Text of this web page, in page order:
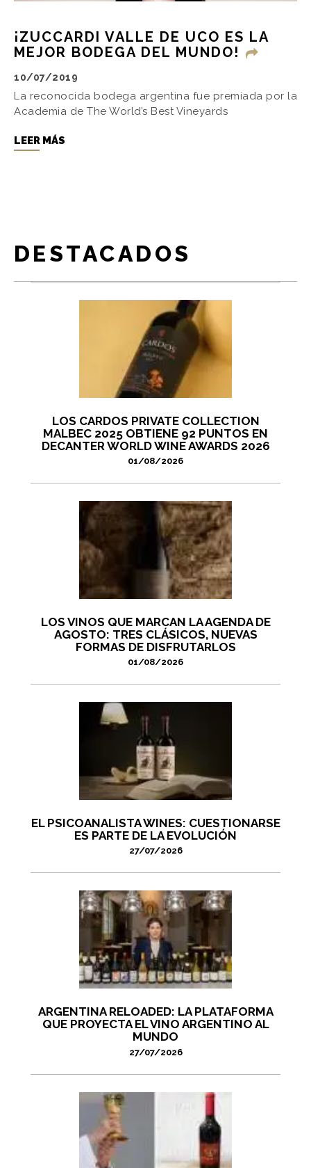
¡ZUCCARDI VALLE DE UCO ES LA
MEJOR BODEGA DEL MUNDO!
10/07/2019
La reconocida bodega argentina fue premiada por la
Academia de The World’s Best Vineyards
LEER MÁS
DESTACADOS
LOS CARDOS PRIVATE COLLECTION
MALBEC 2025 OBTIENE 92 PUNTOS EN
DECANTER WORLD WINE AWARDS 2026
01/08/2026
LOS VINOS QUE MARCAN LA AGENDA DE
AGOSTO: TRES CLÁSICOS, NUEVAS
FORMAS DE DISFRUTARLOS
01/08/2026
EL PSICOANALISTA WINES: CUESTIONARSE
ES PARTE DE LA EVOLUCIÓN
27/07/2026
ARGENTINA RELOADED: LA PLATAFORMA
QUE PROYECTA EL VINO ARGENTINO AL
MUNDO
27/07/2026